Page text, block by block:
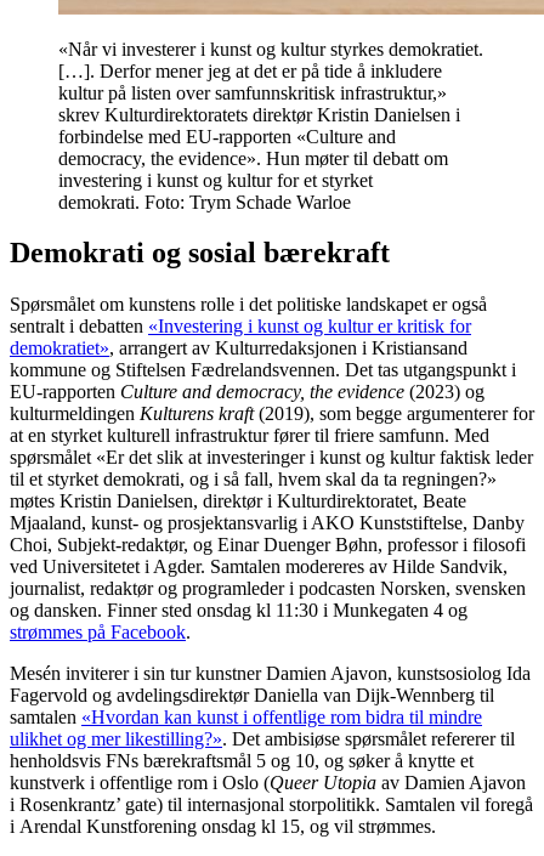
«Når vi investerer i kunst og kultur styrkes demokratiet.
[…]. Derfor mener jeg at det er på tide å inkludere
kultur på listen over samfunnskritisk infrastruktur,»
skrev Kulturdirektoratets direktør Kristin Danielsen i
forbindelse med EU-rapporten «Culture and
democracy, the evidence». Hun møter til debatt om
investering i kunst og kultur for et styrket
demokrati. Foto: Trym Schade Warloe
Demokrati og sosial bærekraft
Spørsmålet om kunstens rolle i det politiske landskapet er også
sentralt i debatten «Investering i kunst og kultur er kritisk for
demokratiet», arrangert av Kulturredaksjonen i Kristiansand
kommune og Stiftelsen Fædrelandsvennen. Det tas utgangspunkt i
EU-rapporten Culture and democracy, the evidence (2023) og
kulturmeldingen Kulturens kraft(2019), som begge argumenterer for
at en styrket kulturell infrastruktur fører til friere samfunn. Med
spørsmålet «Er det slik at investeringer i kunst og kultur faktisk leder
til et styrket demokrati, og i så fall, hvem skal da ta regningen?»
møtes Kristin Danielsen, direktør i Kulturdirektoratet, Beate
Mjaaland, kunst- og prosjektansvarlig i AKO Kunststiftelse, Danby
Choi, Subjekt-redaktør, og Einar Duenger Bøhn, professor i filosofi
ved Universitetet i Agder. Samtalen modereres av Hilde Sandvik,
journalist, redaktør og programleder i podcasten Norsken, svensken
og dansken. Finner sted onsdag kl 11:30 i Munkegaten 4 og
strømmes på Facebook.
Mesén inviterer i sin tur kunstner Damien Ajavon, kunstsosiolog Ida
Fagervold og avdelingsdirektør Daniella van Dijk-Wennberg til
samtalen «Hvordan kan kunst i offentlige rom bidra til mindre
ulikhet og mer likestilling?». Det ambisiøse spørsmålet refererer til
henholdsvis FNs bærekraftsmål 5 og 10, og søker å knytte et
kunstverk i offentlige rom i Oslo (Queer Utopia av Damien Ajavon
i Rosenkrantz’ gate) til internasjonal storpolitikk. Samtalen vil foregå
i Arendal Kunstforening onsdag kl 15, og vil strømmes.